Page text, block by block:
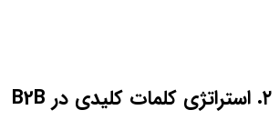
۲. استراتژی کلمات کلیدی در B2B